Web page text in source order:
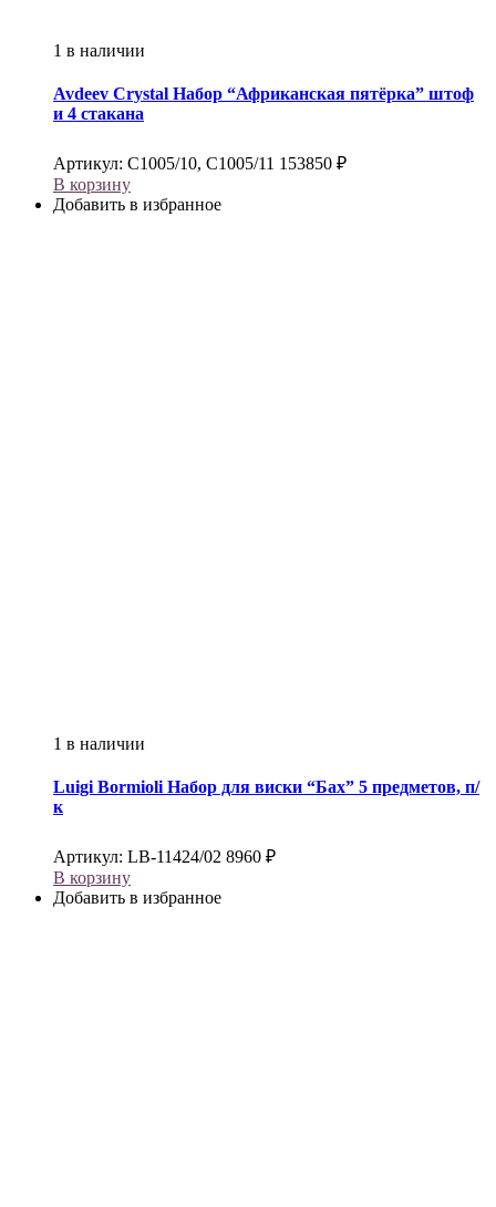
1 в наличии
Avdeev Crystal Набор “Африканская пятёрка” штоф
и 4 стакана
Артикул: С1005/10, С1005/11 153850 ₽
В корзину
Добавить в избранное
1 в наличии
Luigi BormioliНабор для виски “Бах” 5 предметов, п/
к
Артикул: LB-11424/02 8960 ₽
В корзину
Добавить в избранное